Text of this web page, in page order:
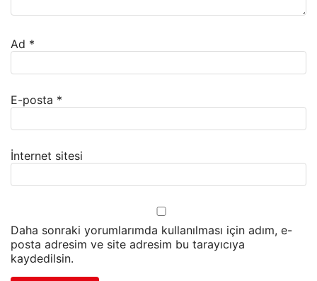
Ad *
E-posta *
İnternet sitesi
Daha sonraki yorumlarımda kullanılması için adım, e-
posta adresim ve site adresim bu tarayıcıya
kaydedilsin.